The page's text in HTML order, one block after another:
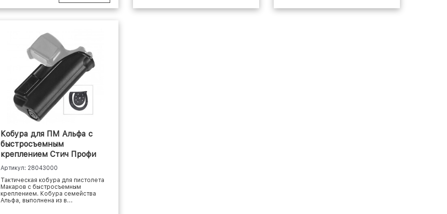
Кобура для ПМ Альфа с
быстросъемным
креплением Стич Профи
Артикул: 28043000
Тактическая кобура для пистолета
Макаров с быстросъемным
креплением. Кобура семейства
Альфа, выполнена из в...